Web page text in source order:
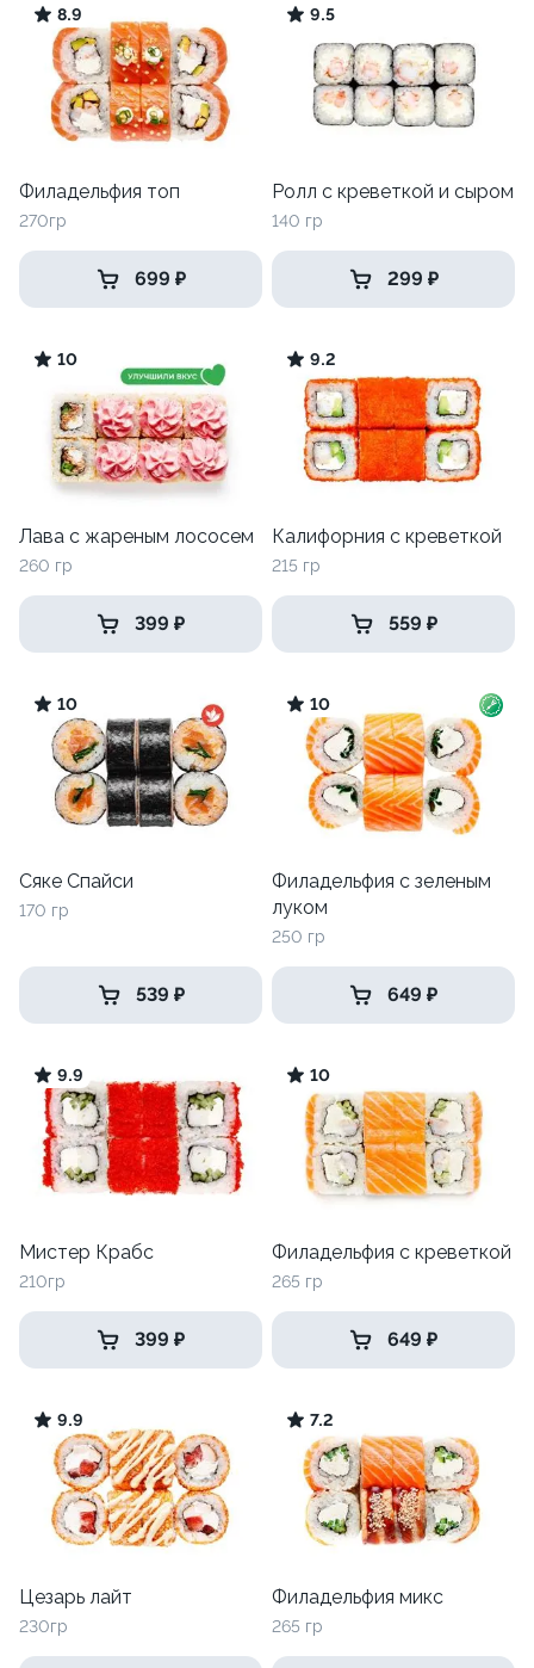
8.9
Филадельфия топ
270гр
699 ₽
9.5
Ролл с креветкой и сыром
140 гр
299 ₽
10
Лава с жареным лососем
260 гр
399 ₽
9.2
Калифорния с креветкой
215 гр
559 ₽
10
Сяке Спайси
170 гр
539 ₽
10
Филадельфия с зеленым
луком
250 гр
649 ₽
9.9
Мистер Крабс
210гр
399 ₽
10
Филадельфия с креветкой
265 гр
649 ₽
9.9
Цезарь лайт
230гр
7.2
Филадельфия микс
265 гр